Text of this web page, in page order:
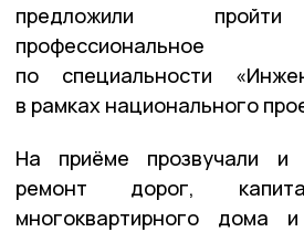
предложили
профессиональное
по специальности
в рамках национального
На приёме прозвучали и
ремонт дорог,
многоквартирного дома и